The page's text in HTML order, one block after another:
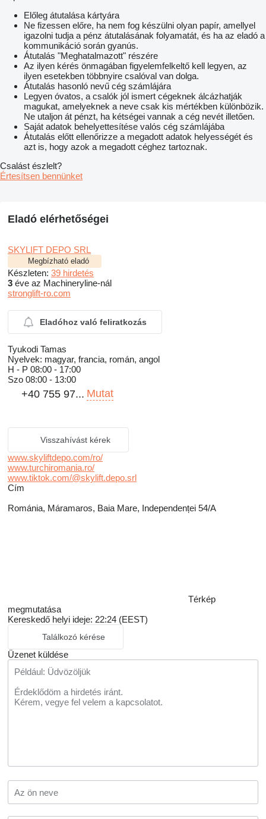
Előleg átutalása kártyára
Ne fizessen előre, ha nem fog készülni olyan papír, amellyel
igazolni tudja a pénz átutalásának folyamatát, és ha az eladó a
kommunikáció során gyanús.
Átutalás "Meghatalmazott" részére
Az ilyen kérés önmagában figyelemfelkeltő kell legyen, az
ilyen esetekben többnyire csalóval van dolga.
Átutalás hasonló nevű cég számlájára
Legyen óvatos, a csalók jól ismert cégeknek álcázhatják
magukat, amelyeknek a neve csak kis mértékben különbözik.
Ne utaljon át pénzt, ha kétségei vannak a cég nevét illetően.
Saját adatok behelyettesítése valós cég számlájába
Átutalás előtt ellenőrizze a megadott adatok helyességét és
azt is, hogy azok a megadott céghez tartoznak.
Csalást észlelt?
Értesítsen bennünket
Eladó elérhetőségei
SKYLIFT DEPO SRL
Megbízható eladó
Készleten: 39 hirdetés
3 éve az Machineryline-nál
stronglift-ro.com
Eladóhoz való feliratkozás
Tyukodi Tamas
Nyelvek: magyar, francia, román, angol
H - P 08:00 - 17:00
Szo 08:00 - 13:00
+40 755 97... Mutat
Visszahívást kérek
www.skyliftdepo.com/ro/
www.turchiromania.ro/
www.tiktok.com/@skylift.depo.srl
Сím
Románia, Máramaros, Baia Mare, Independenței 54/A
Térkép
megmutatása
Kereskedő helyi ideje: 22:24 (EEST)
Találkozó kérése
Üzenet küldése